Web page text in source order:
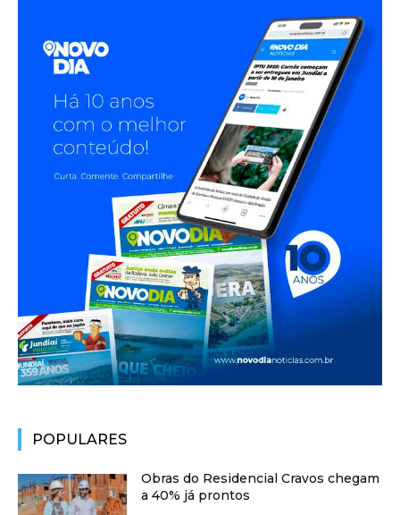
POPULARES
Obras do Residencial Cravos chegam
a 40% já prontos